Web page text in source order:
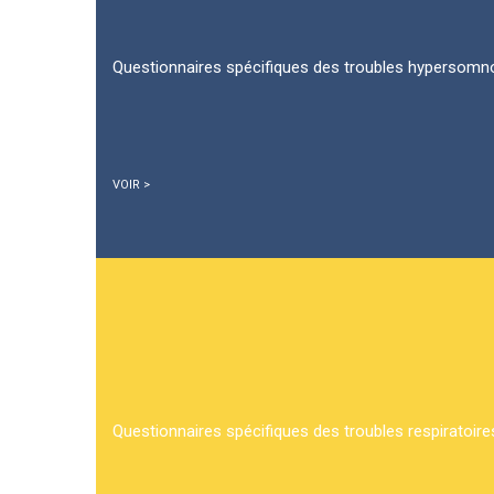
Questionnaires spécifiques des troubles
VOIR >
Questionnaires spécifiques des troubles